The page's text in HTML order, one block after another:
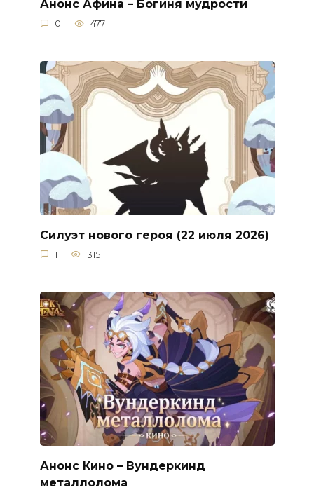
Анонс Афина – Богиня мудрости
0 477
Силуэт нового героя (22 июля 2026)
1 315
Анонс Кино – Вундеркинд
металлолома